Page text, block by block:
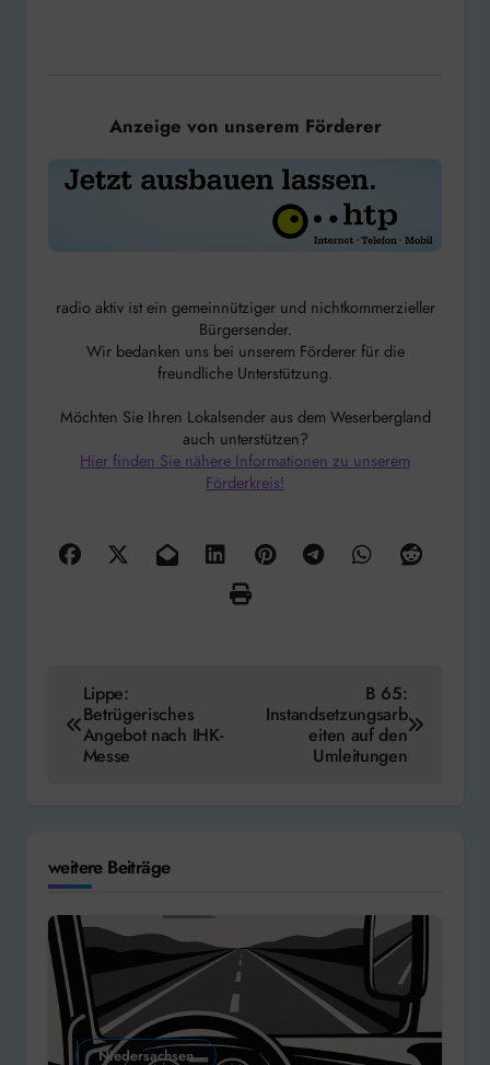
Anzeige von unserem Förderer
radio aktiv ist ein gemeinnütziger und nichtkommerzieller
Bürgersender.
Wir bedanken uns bei unserem Förderer für die
freundliche Unterstützung.
Möchten Sie Ihren Lokalsender aus dem Weserbergland
auch unterstützen?
Hier finden Sie nähere Informationen zu unserem
Förderkreis!
Lippe:
Betrügerisches
Angebot nach IHK-
Messe
B 65:
Instandsetzungsarb
eiten auf den
Umleitungen
weitere Beiträge
Niedersachsen